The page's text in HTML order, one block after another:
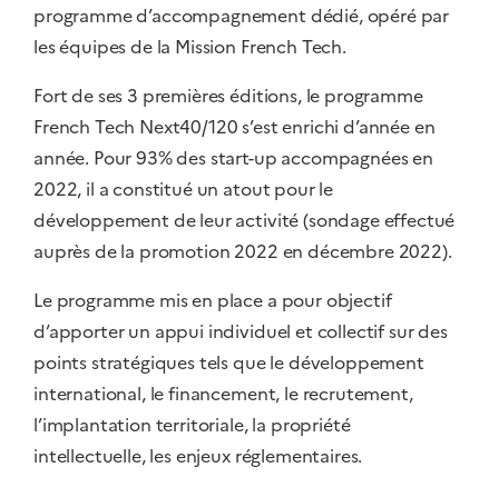
programme d’accompagnement dédié, opéré par
les équipes de la Mission French Tech.
Fort de ses 3 premières éditions, le programme
French Tech Next40/120 s’est enrichi d’année en
année. Pour 93% des start-up accompagnées en
2022, il a constitué un atout pour le
développement de leur activité (sondage effectué
auprès de la promotion 2022 en décembre 2022).
Le programme mis en place a pour objectif
d’apporter un appui individuel et collectif sur des
points stratégiques tels que le développement
international, le financement, le recrutement,
l’implantation territoriale, la propriété
intellectuelle, les enjeux réglementaires.